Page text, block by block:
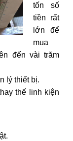
tốn số
tiền rất
lớn để
mua
đến vài trăm
lý thiết bị.
thế linh kiện